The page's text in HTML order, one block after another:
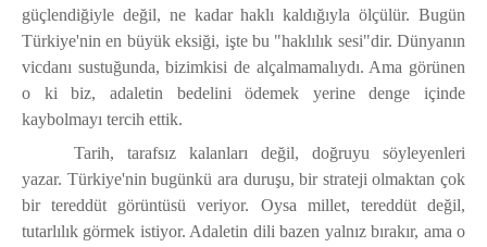
güçlendiğiyle değil, ne kadar haklı kaldığıyla ölçülür. Bugün
Türkiye'nin en büyük eksiği, işte bu "haklılık sesi"dir. Dünyanın
vicdanı sustuğunda, bizimkisi de alçalmamalıydı. Ama görünen
o ki biz, adaletin bedelini ödemek yerine denge içinde
kaybolmayı tercih ettik.
Tarih, tarafsız kalanları değil, doğruyu söyleyenleri
yazar. Türkiye'nin bugünkü ara duruşu, bir strateji olmaktan çok
bir tereddüt görüntüsü veriyor. Oysa millet, tereddüt değil,
tutarlılık görmek istiyor. Adaletin dili bazen yalnız bırakır, ama o